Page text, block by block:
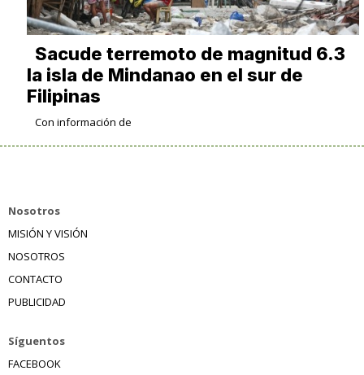
Sacude terremoto de magnitud 6.3
la isla de Mindanao en el sur de
Filipinas
Con información de
Nosotros
MISIÓN Y VISIÓN
NOSOTROS
CONTACTO
PUBLICIDAD
Síguentos
FACEBOOK